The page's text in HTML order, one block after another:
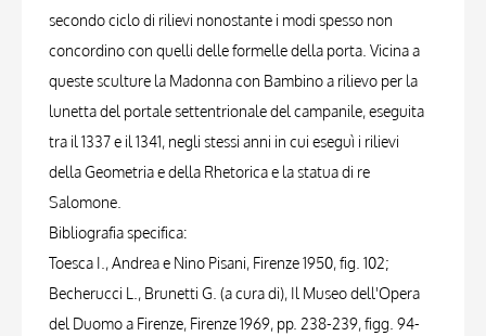
secondo ciclo di rilievi nonostante i modi spesso non
concordino con quelli delle formelle della porta. Vicina a
queste sculture la Madonna con Bambino a rilievo per la
lunetta del portale settentrionale del campanile, eseguita
tra il 1337 e il 1341, negli stessi anni in cui eseguì i rilievi
della Geometria e della Rhetorica e la statua di re
Salomone.
Bibliografia specifica:
Toesca I., Andrea e Nino Pisani, Firenze 1950, fig. 102;
Becherucci L., Brunetti G. (a cura di), Il Museo dell'Opera
del Duomo a Firenze, Firenze 1969, pp. 238-239, figg. 94-